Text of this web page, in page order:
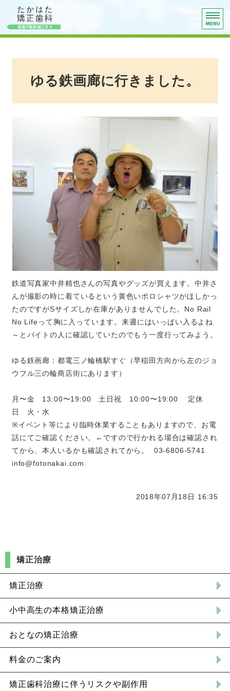
たかはた矯正歯
ゆる鉄画廊に行きました。
鉄道写真家中井精也さんの写真やグッズが買えます。中井さ
んが撮影の時に着ているという黄色いポロシャツがほしかっ
たのですがSサイズしか在庫がありませんでした。No Rail
No Lifeって胸に入っています。来週にはいっぱい入るよね
～とバイトの人に確認していたのでもう一度行ってみよう。
ゆる鉄画廊：都電三ノ輪橋駅すぐ（早稲田方向から左のジョ
ウフル三の輪商店街にあります）
月〜金 13:00〜19:00 土日祝 10:00〜19:00 定休
日 火・水
※イベント等により臨時休業することもありますので、お電
話にてご確認ください。←ですので行かれる場合は確認され
てから、本人いるかも確認されてから。 03-6806-5741
info@fotonakai.com
2018年07月18日 16:35
矯正治療
矯正治療
小中高生の本格矯正治療
おとなの矯正治療
料金のご案内
矯正歯科治療に伴うリスクや副作用